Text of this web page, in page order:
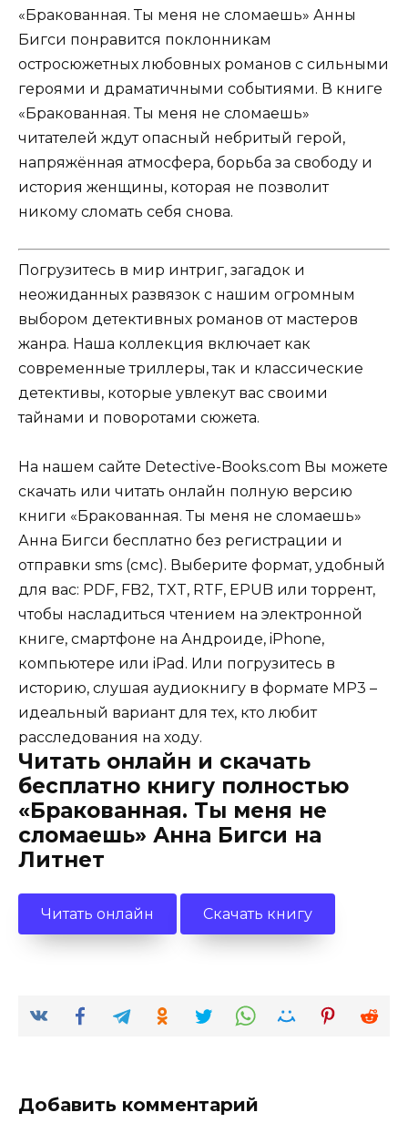
«Бракованная. Ты меня не сломаешь» Анны
Бигси понравится поклонникам
остросюжетных любовных романов с сильными
героями и драматичными событиями. В книге
«Бракованная. Ты меня не сломаешь»
читателей ждут опасный небритый герой,
напряжённая атмосфера, борьба за свободу и
история женщины, которая не позволит
никому сломать себя снова.
Погрузитесь в мир интриг, загадок и
неожиданных развязок с нашим огромным
выбором детективных романов от мастеров
жанра. Наша коллекция включает как
современные триллеры, так и классические
детективы, которые увлекут вас своими
тайнами и поворотами сюжета.
На нашем сайте Detective-Books.com Вы можете
скачать или читать онлайн полную версию
книги «Бракованная. Ты меня не сломаешь»
Анна Бигси бесплатно без регистрации и
отправки sms (смс). Выберите формат, удобный
для вас: PDF, FB2, TXT, RTF, EPUB или торрент,
чтобы насладиться чтением на электронной
книге, смартфоне на Андроиде, iPhone,
компьютере или iPad. Или погрузитесь в
историю, слушая аудиокнигу в формате MP3 –
идеальный вариант для тех, кто любит
расследования на ходу.
Читать онлайн и скачать
бесплатно книгу полностью
«Бракованная. Ты меня не
сломаешь» Анна Бигси на
Литнет
Читать онлайн Скачать книгу
Добавить комментарий